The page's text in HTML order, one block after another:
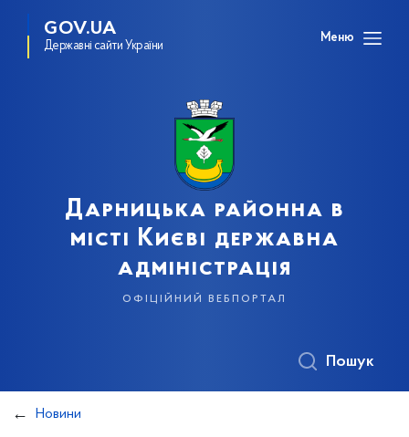
GOV.UA
Державні сайти України
Меню
Дарницька районна в
місті Києві державна
адміністрація
офіційний вебпортал
Пошук
Новини